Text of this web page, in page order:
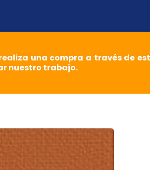
una compra a través de
nuestro trabajo.